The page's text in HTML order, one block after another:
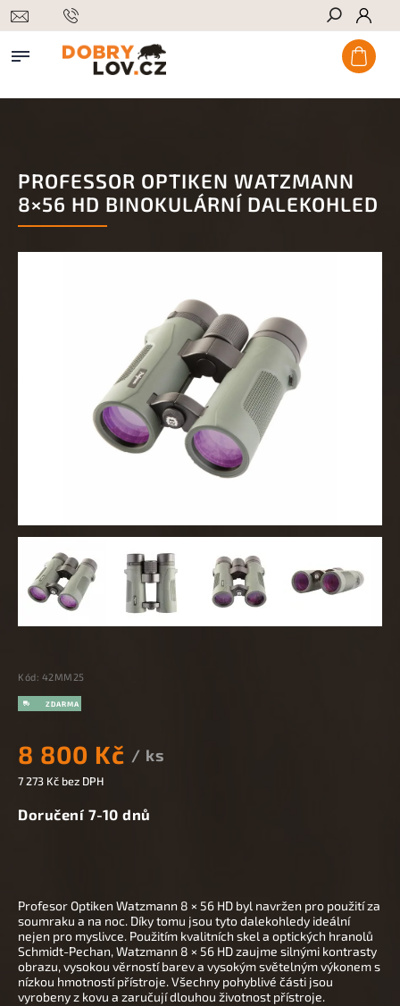
Hledat
PROFESSOR OPTIKEN WATZMANN
8×56 HD BINOKULÁRNÍ DALEKOHLED
Kód: 42MM25
8 800 Kč / ks
7 273 Kč bez DPH
Doručení 7-10 dnů
Profesor Optiken Watzmann 8 × 56 HD byl navržen pro použití za
soumraku a na noc. Díky tomu jsou tyto dalekohledy ideální
nejen pro myslivce. Použitím kvalitních skel a optických hranolů
Schmidt-Pechan, Watzmann 8 × 56 HD zaujme silnými kontrasty
obrazu, vysokou věrností barev a vysokým světelným výkonem s
nízkou hmotností přístroje. Všechny pohyblivé části jsou
vyrobeny z kovu a zaručují dlouhou životnost přístroje.